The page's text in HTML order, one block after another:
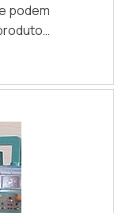
podem
uma
para a